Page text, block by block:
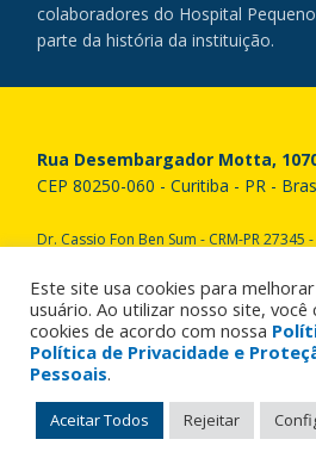
colaboradores do Hospital
parte da história da instituição.
Rua Desembargador Motta,
CEP 80250-060 - Curitiba - PR -
Dr. Cassio Fon Ben Sum - CRM-PR
reservados. All rights reserved.
Este site usa cookies para
usuário. Ao utilizar nosso site,
cookies de acordo com nossa
Política de Privacidade e
Pessoais.
Aceitar Todos Rejeitar